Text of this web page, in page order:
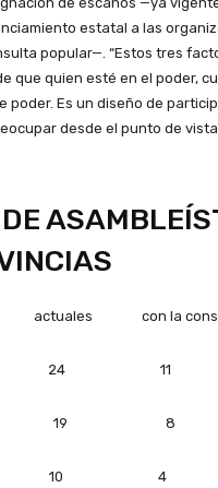
estatal a las
popular—. “Estos tres
que quien esté en el poder,
poder. Es un diseño de
desde el punto de
con la
24 11
19
10 4